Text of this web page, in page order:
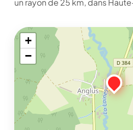
un rayon de 25 km, dans
+
−